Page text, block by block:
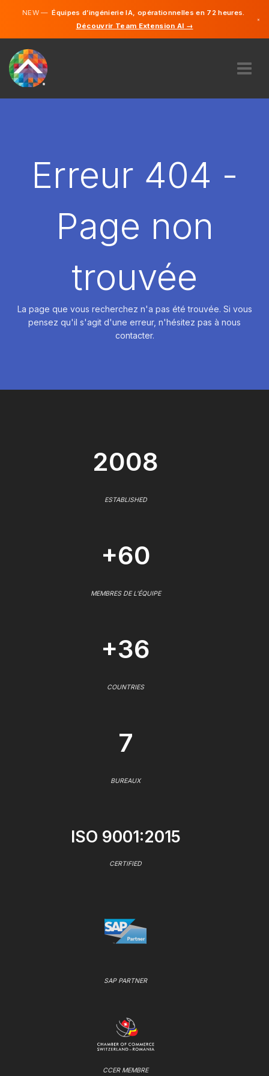
NEW —Équipes d’ingénierie IA, opérationnelles en 72 heures.
Découvrir Team Extension AI →
×
DÉMARRER
Erreur 404 -
Page non
trouvée
La page que vous recherchez n'a pas été trouvée. Si vous
pensez qu'il s'agit d'une erreur, n'hésitez pas à nous
contacter.
2008
ESTABLISHED
+60
MEMBRES DE L'ÉQUIPE
+36
COUNTRIES
7
BUREAUX
ISO 9001:2015
CERTIFIED
SAP PARTNER
CCER MEMBRE